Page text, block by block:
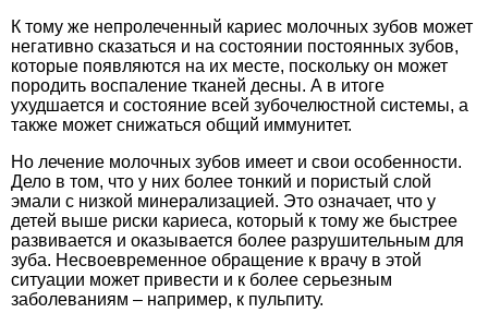
К тому же непролеченный кариес молочных зубов может
негативно сказаться и на состоянии постоянных зубов,
которые появляются на их месте, поскольку он может
породить воспаление тканей десны. А в итоге
ухудшается и состояние всей зубочелюстной системы, а
также может снижаться общий иммунитет.
Но лечение молочных зубов имеет и свои особенности.
Дело в том, что у них более тонкий и пористый слой
эмали с низкой минерализацией. Это означает, что у
детей выше риски кариеса, который к тому же быстрее
развивается и оказывается более разрушительным для
зуба. Несвоевременное обращение к врачу в этой
ситуации может привести и к более серьезным
заболеваниям – например, к пульпиту.